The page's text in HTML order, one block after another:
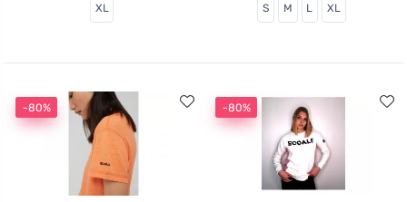
XL S M L XL
-80% -80%